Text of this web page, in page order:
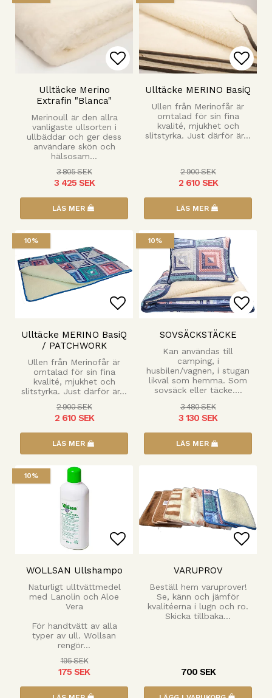
Lägg till i
Ulltäcke Merino
Extrafin "Blanca"
Merinoull är den allra
vanligaste ullsorten i
ullbäddar och ger dess
användare skön och
hälsosam…
3 805 SEK
3 425 SEK
LÄS MER
Ulltäcke MERINO BasiQ
Ullen från Merinofår är
omtalad för sin fina
kvalité, mjukhet och
slitstyrka. Just därför är…
2 900 SEK
2 610 SEK
LÄS MER
10%
Ulltäcke MERINO BasiQ
/ PATCHWORK
Ullen från Merinofår är
omtalad för sin fina
kvalité, mjukhet och
slitstyrka. Just därför är…
2 900 SEK
2 610 SEK
LÄS MER
10%
SOVSÄCKSTÄCKE
Kan användas till
camping, i
husbilen/vagnen, i stugan
likväl som hemma. Som
sovsäck eller täcke.…
3 480 SEK
3 130 SEK
LÄS MER
10%
WOLLSAN Ullshampo
Naturligt ulltvättmedel
med Lanolin och Aloe
Vera
För handtvätt av alla
typer av ull. Wollsan
rengör…
195 SEK
175 SEK
VARUPROV
Beställ hem varuprover!
Se, känn och jämför
kvalitéerna i lugn och ro.
Skicka tillbaka…
700 SEK